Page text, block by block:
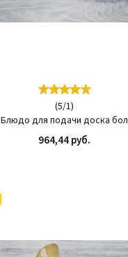
(5/1)
Блюдо для подачи доска бол
964,44 руб.